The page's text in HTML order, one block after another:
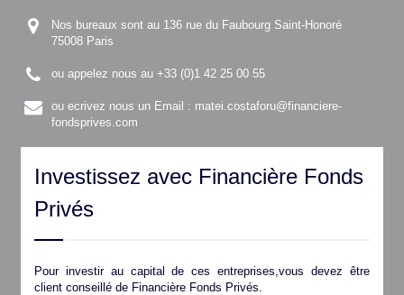
Nos bureaux sont au 136 rue du Faubourg Saint-Honoré
75008 Paris
ou appelez nous au +33 (0)1 42 25 00 55
ou ecrivez nous un Email : matei.costaforu@financiere-
fondsprives.com
Investissez avec Financière Fonds
Privés
Pour investir au capital de ces entreprises,vous devez être
client conseillé de Financière Fonds Privés.